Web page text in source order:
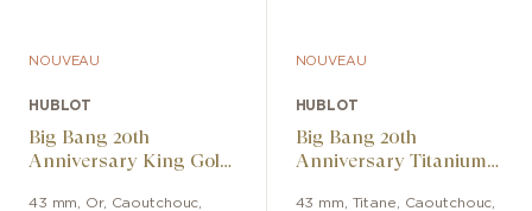
NOUVEAU
HUBLOT
Big Bang 20th
Anniversary King Gold
43 mm Or, Caoutchouc
NOUVEAU
HUBLOT
Big Bang 20th
Anniversary Titanium
43 mm Titane Caoutchouc